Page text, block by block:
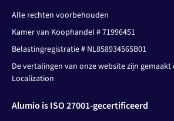
Alle rechten voorbehouden
Kamer van Koophandel # 71996451
Belastingregistratie # NL858934565B01
De vertalingen van onze website zijn
Localization
Alumio is ISO 27001-gecertificeerd